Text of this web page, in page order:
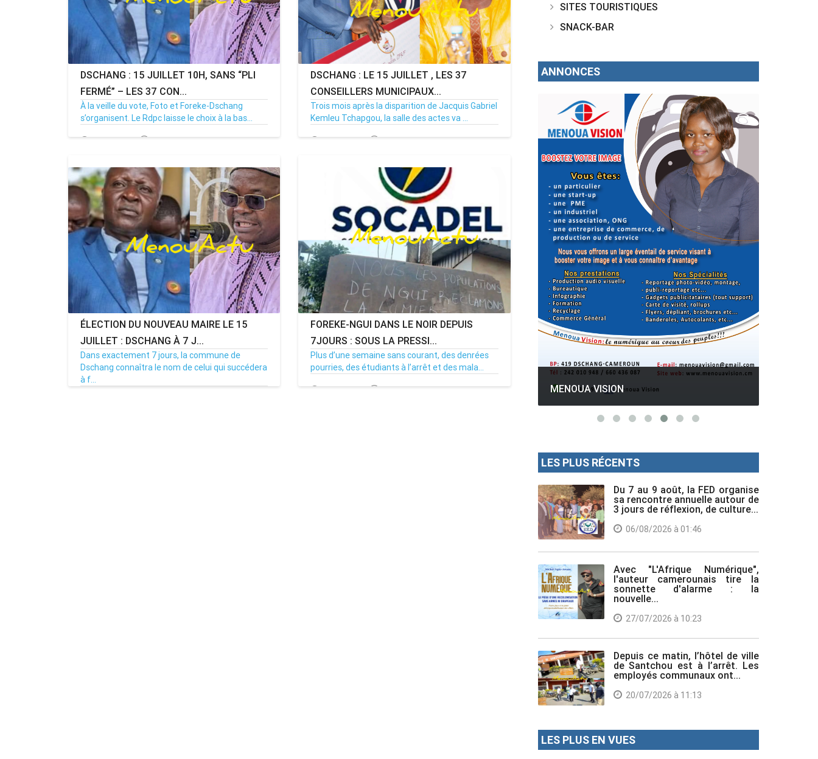
DSCHANG : 15 JUILLET 10H, SANS “PLI
FERMÉ” – LES 37 CON...
À la veille du vote, Foto et Foreke-Dschang
s’organisent. Le Rdpc laisse le choix à la bas...
14/07/26 Par MenouActu 0
DSCHANG : LE 15 JUILLET , LES 37
CONSEILLERS MUNICIPAUX...
Trois mois après la disparition de Jacquis Gabriel
Kemleu Tchapgou, la salle des actes va ...
13/07/26 Par MenouActu 0
ÉLECTION DU NOUVEAU MAIRE LE 15
JUILLET : DSCHANG À 7 J...
Dans exactement 7 jours, la commune de
Dschang connaîtra le nom de celui qui succédera
à f...
FOREKE-NGUI DANS LE NOIR DEPUIS
7JOURS : SOUS LA PRESSI...
Plus d’une semaine sans courant, des denrées
pourries, des étudiants à l’arrêt et des mala...
02/07/26 Par MenouActu 0
SITES TOURISTIQUES
SNACK-BAR
ANNONCES
MENOUACTU MENOUA VISION
GESPROS formation : La rentrée
académique ce 10 Octobre 2022.
LES PLUS RÉCENTS
Du 7 au 9 août, la FED organise
sa rencontre annuelle autour de
3 jours de réflexion, de culture...
06/08/2026 à 01:46
Avec "L'Afrique Numérique",
l'auteur camerounais tire la
sonnette d'alarme : la
nouvelle...
27/07/2026 à 10:23
Depuis ce matin, l’hôtel de ville
de Santchou est à l’arrêt. Les
employés communaux ont...
20/07/2026 à 11:13
LES PLUS EN VUES